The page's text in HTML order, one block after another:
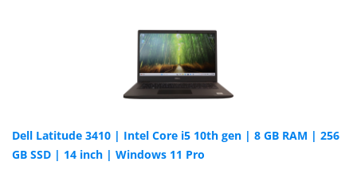
Dell Latitude 3410 | Intel Core i5 10th gen | 8 GB RAM | 256
GB SSD | 14 inch | Windows 11 Pro